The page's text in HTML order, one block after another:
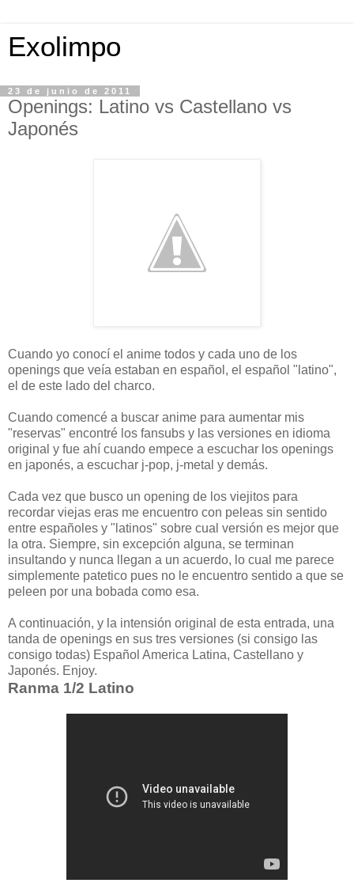
Exolimpo
23 de junio de 2011
Openings: Latino vs Castellano vs
Japonés
Cuando yo conocí el anime todos y cada uno de los
openings que veía estaban en español, el español "latino",
el de este lado del charco.
Cuando comencé a buscar anime para aumentar mis
"reservas" encontré los fansubs y las versiones en idioma
original y fue ahí cuando empece a escuchar los openings
en japonés, a escuchar j-pop, j-metal y demás.
Cada vez que busco un opening de los viejitos para
recordar viejas eras me encuentro con peleas sin sentido
entre españoles y "latinos" sobre cual versión es mejor que
la otra. Siempre, sin excepción alguna, se terminan
insultando y nunca llegan a un acuerdo, lo cual me parece
simplemente patetico pues no le encuentro sentido a que se
peleen por una bobada como esa.
A continuación, y la intensión original de esta entrada, una
tanda de openings en sus tres versiones (si consigo las
consigo todas) Español America Latina, Castellano y
Japonés. Enjoy.
Ranma 1/2 Latino